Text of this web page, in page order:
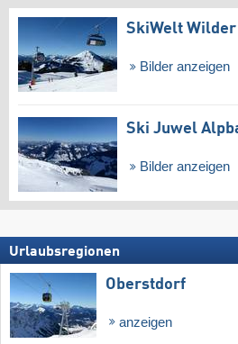
SkiWelt
Bilder anzeigen
Ski Juwel
Bilder anzeigen
Urlaubsregionen
Oberstdorf
anzeigen